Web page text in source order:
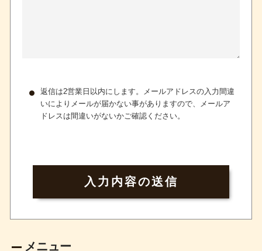
返信は2営業日以内にします。メールアドレスの入力間違
いによりメールが届かない事がありますので、メールア
ドレスは間違いがないかご確認ください。
メニュー